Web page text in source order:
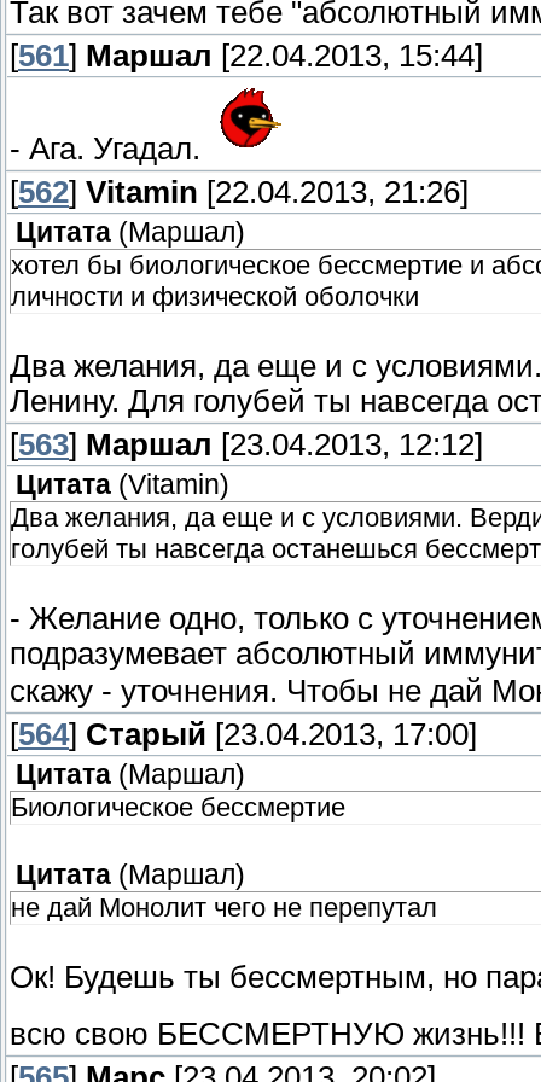
Так вот зачем тебе "абсолютный
[561] Маршал [22.04.2013, 15:44]
- Ага. Угадал.
[562] Vitamin [22.04.2013, 21:26]
Цитата (Маршал)
хотел бы биологическое бессмертие и
личности и физической оболочки
Два желания, да еще и с
Ленину. Для голубей ты навсегда
[563] Маршал [23.04.2013, 12:12]
Цитата (Vitamin)
Два желания, да еще и с условиями.
голубей ты навсегда останешься
- Желание одно, только с
подразумевает абсолютный
скажу - уточнения. Чтобы не дай
[564] Старый [23.04.2013, 17:00]
Цитата (Маршал)
Биологическое бессмертие
Цитата (Маршал)
не дай Монолит чего не перепутал
Ок! Будешь ты бессмертным, но
всю свою БЕССМЕРТНУЮ жизнь!!!